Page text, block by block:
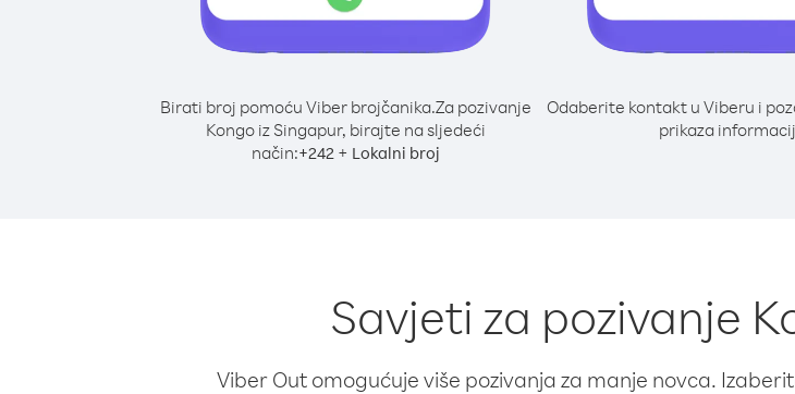
Birati broj pomoću Viber brojčanika.Za pozivanje
Kongo iz Singapur, birajte na sljedeći
način:+242+ Lokalni broj
Odaberite kontakt u Viberu i
prikaza
Savjeti za pozivanje
Viber Out omogućuje više pozivanja za manje novca.